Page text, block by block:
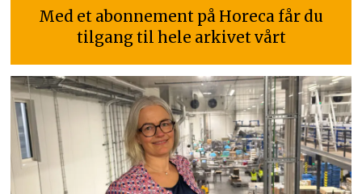
Med et abonnement på Horeca får du
tilgang til hele arkivet vårt